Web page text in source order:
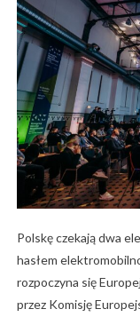
Polskę czekają dwa
hasłem
rozpoczyna się
przez Komisję